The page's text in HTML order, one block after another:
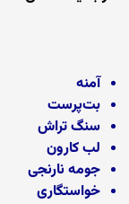
آمنه
بت‌پرست
سنگ تراش
لب کارون
جومه نارنجی
خواستگاری